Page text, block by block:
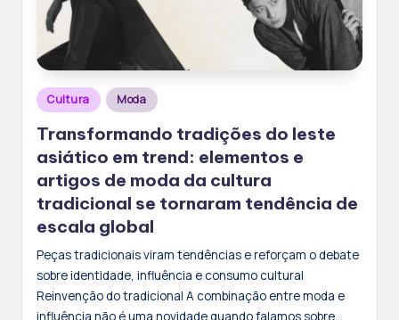
Posted
in
Cultura Moda
Transformando tradições do leste
asiático em trend: elementos e
artigos de moda da cultura
tradicional se tornaram tendência de
escala global
Peças tradicionais viram tendências e reforçam o debate
sobre identidade, influência e consumo cultural
Reinvenção do tradicional A combinação entre moda e
influência não é uma novidade quando falamos sobre…